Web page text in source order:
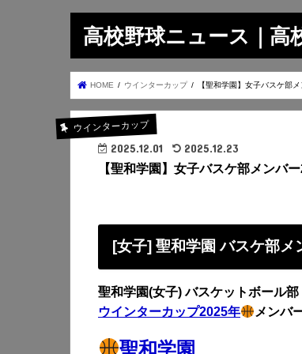
高校野球ニュース｜高
HOME ウインターカップ 【聖和学園】女子バスケ部
ウインターカップ
2025.12.01 2025.12.23
【聖和学園】女子バスケ部メンバ
[女子] 聖和学園 バスケ部メ
聖和学園(女子) バスケットボール部
ウインターカップ2025年
メンバ
聖和学園